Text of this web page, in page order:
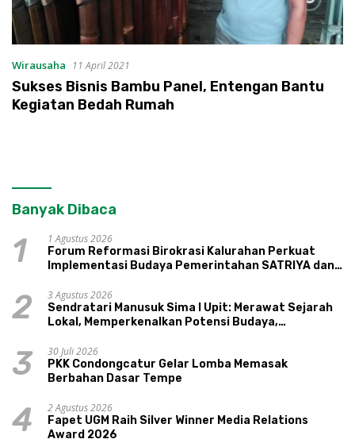
Wirausaha 11 April 2021
Sukses Bisnis Bambu Panel, Entengan Bantu
Kegiatan Bedah Rumah
Banyak Dibaca
1
1 Agustus 2026
Forum Reformasi Birokrasi Kalurahan Perkuat
Implementasi Budaya Pemerintahan SATRIYA dan
2
3 Agustus 2026
Sendratari Manusuk Sima I Upit: Merawat Sejarah
Lokal, Memperkenalkan Potensi Budaya,
3
30 Juli 2026
PKK Condongcatur Gelar Lomba Memasak
Berbahan Dasar Tempe
4
2 Agustus 2026
Fapet UGM Raih Silver Winner Media Relations
Award 2026